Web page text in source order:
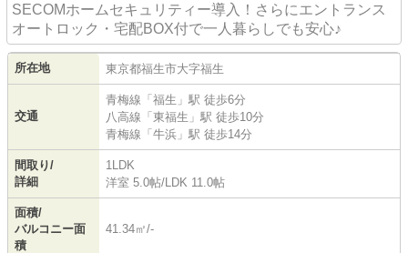
SECOMホームセキュリティー導入！さらにエントランス
オートロック・宅配BOX付で一人暮らしでも安心♪
所在地 東京都福生市大字福生
交通
青梅線 「福生 」駅 徒歩6分
八高線 「東福生 」駅 徒歩10分
青梅線 「牛浜 」駅 徒歩14分
間取り/
詳細
1LDK
洋室 5.0帖/LDK 11.0帖
面積/
バルコニー面
積
41.34㎡/-